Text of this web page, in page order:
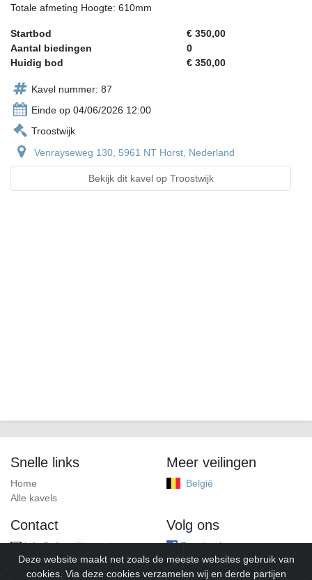
Totale afmeting Hoogte: 610mm
Startbod
€ 350,00
Aantal biedingen
0
Huidig bod
€ 350,00
Kavel nummer: 87
Einde op 04/06/2026 12:00
Troostwijk
Venrayseweg 130, 5961 NT Horst, Nederland
Bekijk dit kavel op Troostwijk
Snelle links
Home
Alle kavels
Meer veilingen
België
Contact
info@alleveilingen.net
Volg ons
Facebook
Deze website maakt net zoals de meeste websites gebruik van
cookies. Via deze cookies verzamelen wij en derde partijen